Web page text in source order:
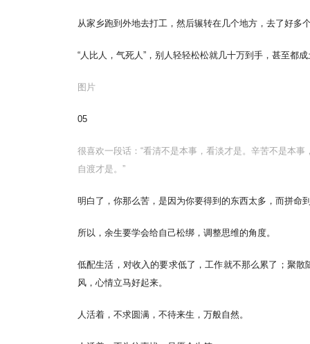
从家乡跑到外地去打工，然后辗转在几个地方，去了好多
“人比人，气死人”，别人轻轻松松就几十万到手，甚至都
图片
05
很喜欢一段话：“看清不是本事，看淡才是。辛苦不是本
自渡才是。”
明白了，你那么苦，是因为你要得到的东西太多，而拼命
所以，余生要学会给自己松绑，调整思维的角度。
低配生活，对收入的要求低了，工作就不那么累了；聚
风，心情立马好起来。
人活着，不求圆满，不待来生，万般自然。